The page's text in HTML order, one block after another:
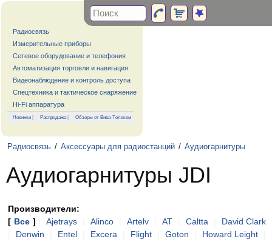
Радиосвязь
Измерительные приборы
Сетевое оборудование и телефония
Автоматизация торговли и навигация
Видеонаблюдение и контроль доступа
Спецтехника и тактическое снаряжение
Hi-Fi аппаратура
Новинки | Распродажа| Обзоры от Вива-Телеком
Радиосвязь / Аксессуары для радиостанций / Аудиогарнитуры
Аудиогарнитуры JDI
Производители:
[ Все ] Ajetrays Alinco Artelv AT Caltta
David Clark
Denwin Entel Excera Flight Goton Howard Leight